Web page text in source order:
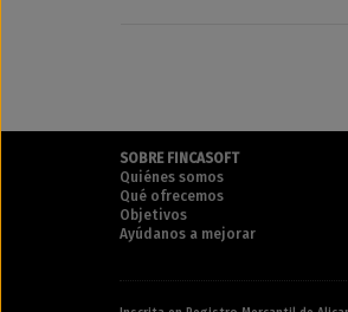
SOBRE FINCASOFT
Quiénes somos
Qué ofrecemos
Objetivos
Ayúdanos a mejorar